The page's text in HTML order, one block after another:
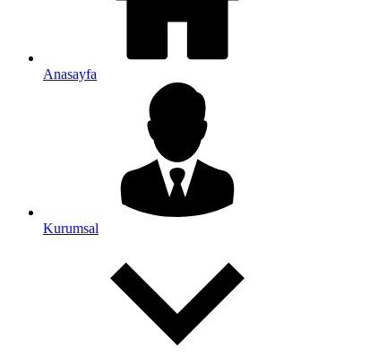
Anasayfa
Kurumsal